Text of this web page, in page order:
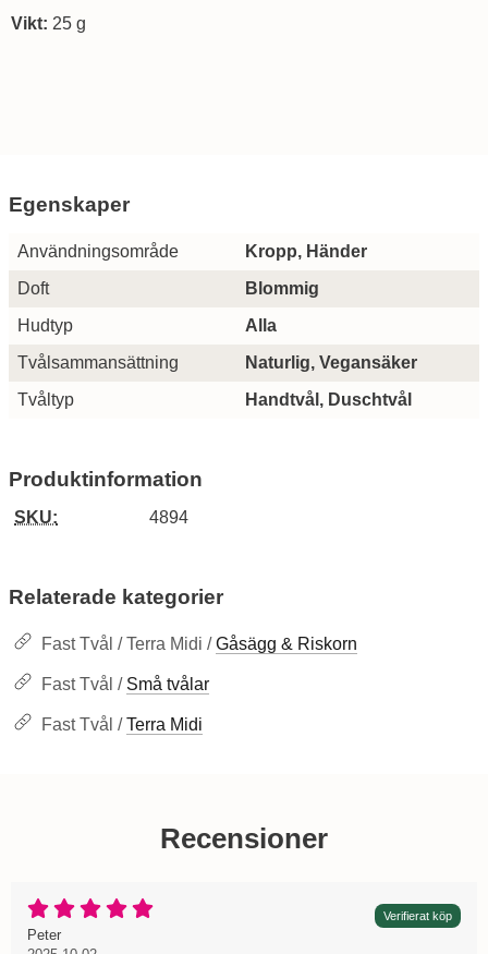
Vikt: 25 g
Egenskaper
Egenskaper/attribut för denna produkt
Attribut Värde
Användningsområde
Kropp, Händer
Doft
Blommig
Hudtyp
Alla
Tvålsammansättning
Naturlig, Vegansäker
Tvåltyp
Handtvål, Duschtvål
Produktinformation
SKU: 4894
Relaterade kategorier
Fast Tvål / Terra Midi /Gåsägg & Riskorn
Fast Tvål / Små tvålar
Fast Tvål /Terra Midi
Recensioner
Betyg: 5 Stjärnor av 5 Verifierat köp
Recension av:
Peter, 2025-10-02
, 2025-10-02